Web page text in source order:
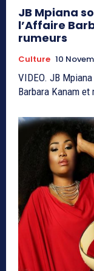
JB Mpiana
l’Affaire
rumeurs
Culture 10
VIDEO. JB
Barbara Kanam et